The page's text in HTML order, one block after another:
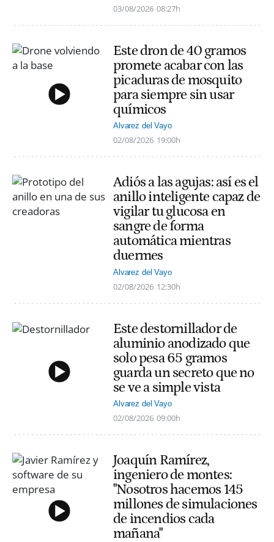
03/08/2026 08:27h
Este dron de 40 gramos
promete acabar con las
picaduras de mosquito
para siempre sin usar
químicos
Alvarez del Vayo
02/08/2026 19:00h
Adiós a las agujas: así es el
anillo inteligente capaz de
vigilar tu glucosa en
sangre de forma
automática mientras
duermes
Alvarez del Vayo
02/08/2026 12:30h
Este destornillador de
aluminio anodizado que
solo pesa 65 gramos
guarda un secreto que no
se ve a simple vista
Alvarez del Vayo
02/08/2026 09:00h
Joaquín Ramírez,
ingeniero de montes:
"Nosotros hacemos 145
millones de simulaciones
de incendios cada
mañana"